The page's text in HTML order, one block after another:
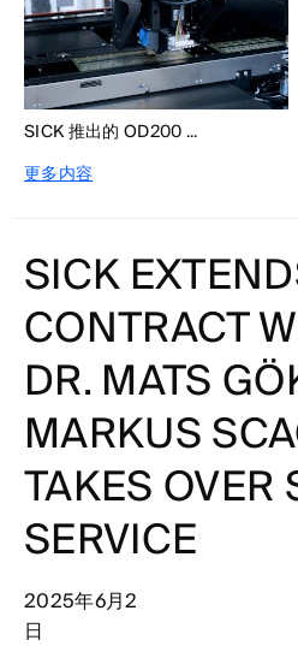
SICK 推出的 OD200 ...
更多内容
SICK
CONTRACT
DR. MATS
MARKUS
TAKES OVER
SERVICE
2025年6月2
日